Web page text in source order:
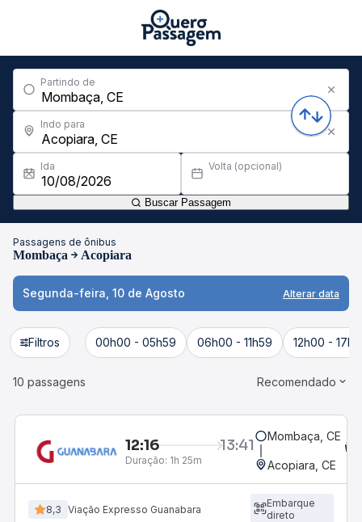
Partindo de
Indo para
Ida Volta (opcional)
Buscar Passagem
Passagens de ônibus
Mombaça Acopiara
Segunda-feira, 10 de Agosto Alterar data
Filtros 00h00 - 05h59 06h00 - 11h59 12h00 -
10 passagens Recomendado
12:16 13:41
Duração: 1h 25m
Mombaça, CE
Acopiara, CE
8,3 Viação Expresso Guanabara
Embarque
direto